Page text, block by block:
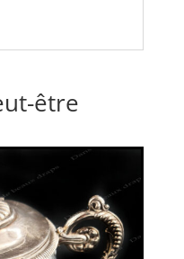
être